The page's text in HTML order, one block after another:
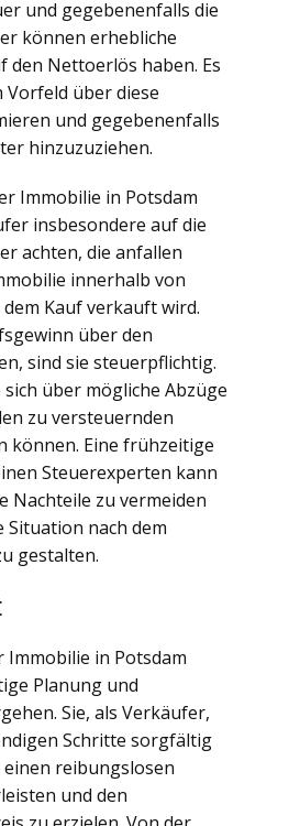
und gegebenenfalls die
können erhebliche
den Nettoerlös haben. Es
Vorfeld über diese
und gegebenenfalls
hinzuzuziehen.
Immobilie in Potsdam
insbesondere auf die
achten, die anfallen
innerhalb von
Kauf verkauft wird.
über den
sind sie steuerpflichtig.
über mögliche Abzüge
zu versteuernden
können. Eine frühzeitige
Steuerexperten kann
Nachteile zu vermeiden
Situation nach dem
gestalten.
Immobilie in Potsdam
Planung und
Sie, als Verkäufer,
Schritte sorgfältig
reibungslosen
und den